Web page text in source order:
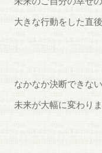
大きな行動をした直
なかなか決断できな
未来が大幅に変わり